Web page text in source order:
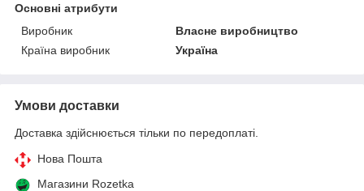
Основні атрибути
Виробник
Власне виробництво
Країна виробник
Україна
Умови доставки
Доставка здійснюється тільки по передоплаті.
Нова Пошта
Магазини Rozetka